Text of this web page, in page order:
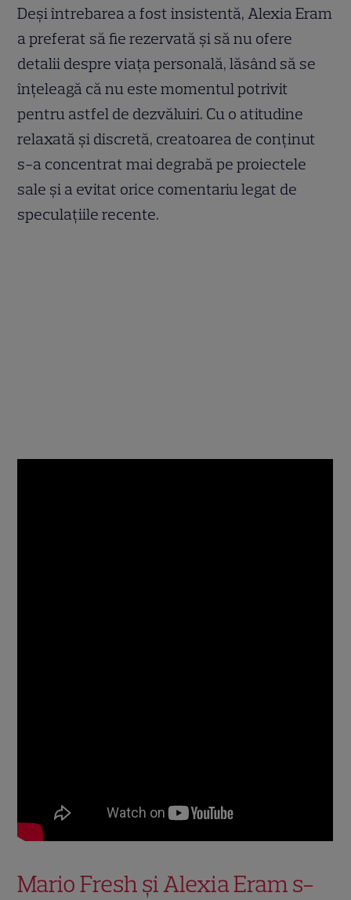
Deși întrebarea a fost insistentă, Alexia Eram
a preferat să fie rezervată și să nu ofere
detalii despre viața personală, lăsând să se
înțeleagă că nu este momentul potrivit
pentru astfel de dezvăluiri. Cu o atitudine
relaxată și discretă, creatoarea de conținut
s-a concentrat mai degrabă pe proiectele
sale și a evitat orice comentariu legat de
speculațiile recente.
Mario Fresh și Alexia Eram s-